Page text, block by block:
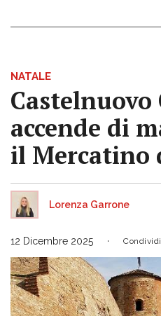
NATALE
Castelnuovo
accende di
il Mercatino
Lorenza Garrone
12 Dicembre 2025 Condividi